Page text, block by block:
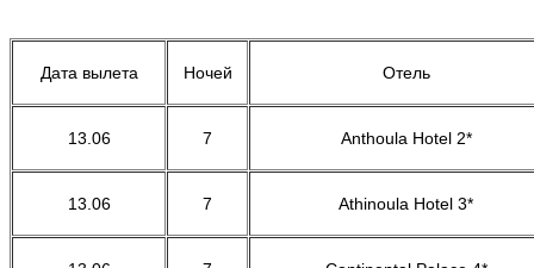
Дата вылета Ночей Отель
13.06 7 Anthoula Hotel 2*
13.06 7 Athinoula Hotel 3*